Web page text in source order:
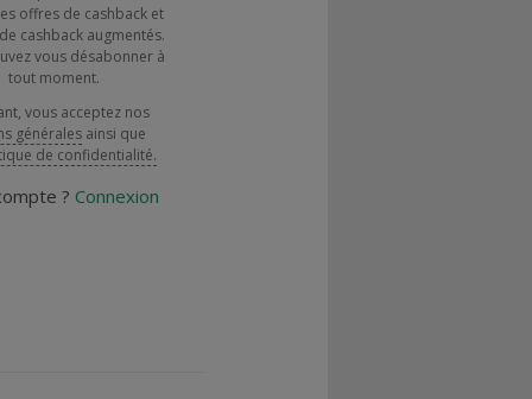
offres de cashback et
cashback augmentés.
vous désabonner à
tout moment.
vous acceptez nos
générales ainsi que
de confidentialité.
? Connexion